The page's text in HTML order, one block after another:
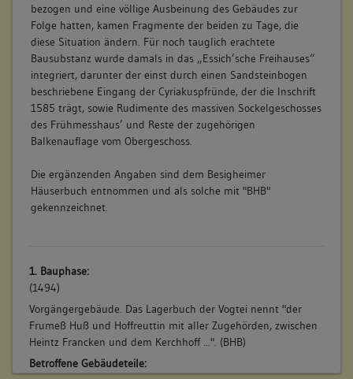
bezogen und eine völlige Ausbeinung des Gebäudes zur
Folge hatten, kamen Fragmente der beiden zu Tage, die
diese Situation ändern. Für noch tauglich erachtete
Bausubstanz wurde damals in das „Essich’sche Freihauses“
integriert, darunter der einst durch einen Sandsteinbogen
beschriebene Eingang der Cyriakuspfründe, der die Inschrift
1585 trägt, sowie Rudimente des massiven Sockelgeschosses
des Frühmesshaus’ und Reste der zugehörigen
Balkenauflage vom Obergeschoss.
Die ergänzenden Angaben sind dem Besigheimer
Häuserbuch entnommen und als solche mit "BHB"
gekennzeichnet.
1. Bauphase:
(1494)
Vorgängergebäude. Das Lagerbuch der Vogtei nennt "der
Frumeß Huß und Hoffreuttin mit aller Zugehörden, zwischen
Heintz Francken und dem Kerchhoff ...". (BHB)
Betroffene Gebäudeteile: